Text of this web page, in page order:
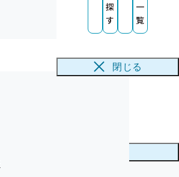
探
す
一
覧
閉じる